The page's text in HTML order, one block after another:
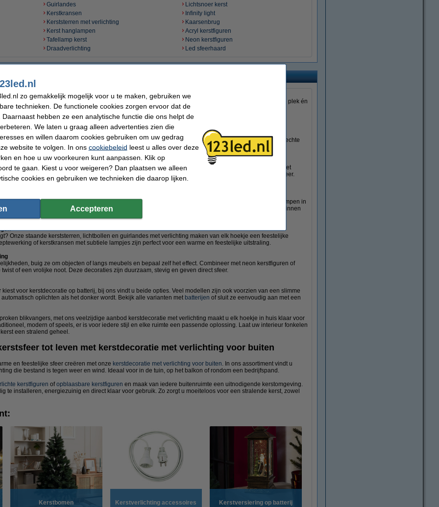
Guirlandes
Kerstkransen
Kerststerren met verlichting
Kerst hanglampen
Tafellamp kerst
Draadverlichting
Lichtsnoer kerst
Infinity light
Kaarsenbrug
Acryl kerstfiguren
Neon kerstfiguren
Led sfeerhaard
sfeer in huis. Of u nu kiest voor subtiele accenten of uitgesproken blikvangers, met de juiste verlichte
en warm. Van raamdecoratie tot tafellampen en van guirlandes tot lichtsnoeren, bij ons vindt u voor elke plek én
het complete aanbod en geef uw kerstinterieur een magisch licht.
sfeervolle keuzes voor elk interieur
met verlichting voor binnen biedt volop inspiratie voor elke ruimte in huis. Van fonkelende details tot echte
en laat uw interieur stralen tijdens de feestdagen.
speciaal voor wanden en ramen. Denk aan onze ijspegelverlichting en lichtgordijnen, perfect voor het
aan de muur. Ook raamdecoratie met kerstfiguren, draadverlichting of lichtsnoeren zorgt voor extra sfeer.
kerststerren aan toe voor een sprankelende afwerking.
die uw meubels tot echte sfeerpodia maken. Denk aan kersthuisjes voor een compleet kerstdorp, tafellampen in
led sfeerhaard of een kaarsenbrug als klassiek middelpunt. Deze sfeermakers zijn ideaal voor binnen
flexibiliteit.
Onze staande kerststerren, lichtbollen en guirlandes met verlichting maken van elk hoekje een feestelijke
of kerstkransen met subtiele lampjes zijn perfect voor een warme en feestelijke uitstraling.
buig ze om objecten of langs meubels en bepaal zelf het effect. Combineer met neon kerstfiguren of
of een vrolijke noot. Deze decoraties zijn duurzaam, stevig en geven direct sfeer.
kiest voor kerstdecoratie op batterij, bij ons vindt u beide opties. Veel modellen zijn ook voorzien van een slimme
oplichten als het donker wordt. Bekijk alle varianten met batterijen of sluit ze eenvoudig aan met een
blikvangers, met ons veelzijdige aanbod kerstdecoratie met verlichting maakt u elk hoekje in huis klaar voor
modern of speels, er is voor iedere stijl en elke ruimte een passende oplossing. Laat uw interieur fonkelen
een stralend geheel.
tot leven met kerstdecoratie met verlichting voor buiten
en feestelijke sfeer creëren met onze kerstdecoratie met verlichting voor buiten . In ons assortiment vindt u
die bestand is tegen weer en wind. Ideaal voor in de tuin, op het balkon of rondom een bedrijfspand.
kerstfiguren ofopblaasbare kerstfiguren en maak van iedere buitenruimte een uitnodigende kerstomgeving.
te installeren, energiezuinig en direct klaar voor gebruik. Zo zorgt u moeiteloos voor een stralende kerst, zowel
Kerstbomen Kerstverlichting accessoires Kerstversiering op batterij
zo gemakkelijk mogelijk voor u te maken, gebruiken we
technieken. De functionele cookies zorgen ervoor dat de
hebben ze een analytische functie die ons helpt de
We laten u graag alleen advertenties zien die
en willen daarom cookies gebruiken om uw gedrag
website te volgen. In ons cookiebeleid leest u alles over deze
en hoe u uw voorkeuren kunt aanpassen. Klik op
te gaan. Kiest u voor weigeren? Dan plaatsen we alleen
cookies en gebruiken we technieken die daarop lijken.
Accepteren